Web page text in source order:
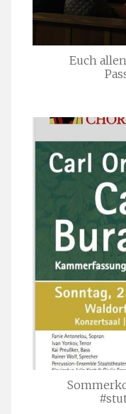
Euch